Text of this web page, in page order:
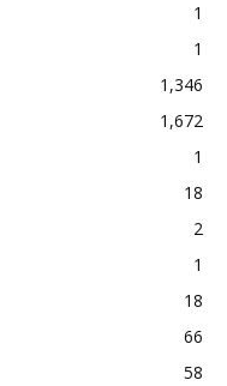
1
1
1,346
1,672
1
18
2
1
18
66
58